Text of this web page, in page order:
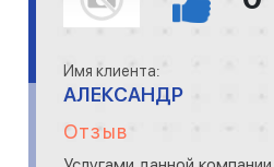
Имя клиента:
АЛЕКСАНДР
Отзыв